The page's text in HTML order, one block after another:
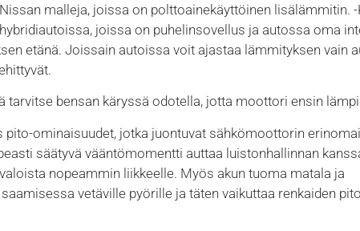
malleja, joissa on polttoainekäyttöinen lisälämmitin. -
joissa on puhelinsovellus ja autossa oma
etänä. Joissain autoissa voit ajastaa lämmityksen vain
tarvitse bensan käryssä odotella, jotta moottori ensin
pito-ominaisuudet, jotka juontuvat sähkömoottorin
säätyvä vääntömomentti auttaa luistonhallinnan
nopeammin liikkeelle. Myös akun tuoma matala ja
vetäville pyörille ja täten vaikuttaa renkaiden